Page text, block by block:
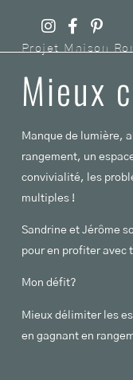
Projet Maison
Mieux
Manque de lumière,
rangement, un
convivialité, les
multiples !
Sandrine et Jérôme
pour en profiter avec
Mon défit?
Mieux délimiter les
en gagnant en